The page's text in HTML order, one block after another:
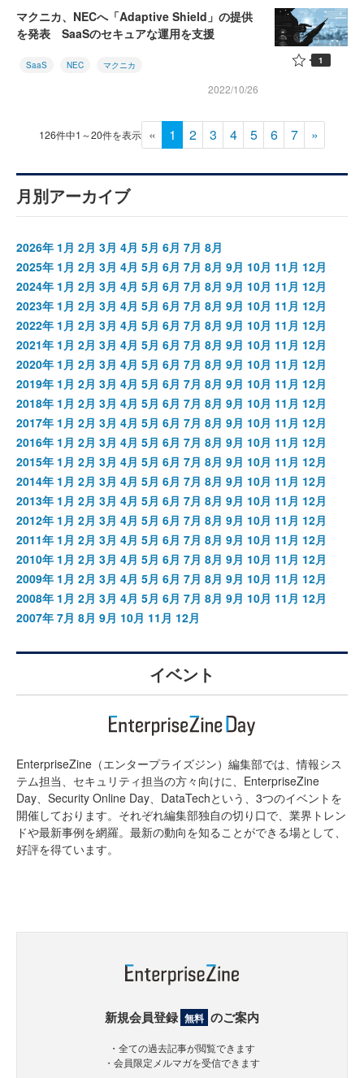
マクニカ、NECへ「Adaptive Shield」の提供
を発表 SaaSのセキュアな運用を支援
SaaS NEC マクニカ
2022/10/26
1
126件中1～20件を表示 « 1 2 3 4 5 6 7 »
月別アーカイブ
2026年 1月 2月 3月 4月 5月 6月 7月 8月
2025年 1月 2月 3月 4月 5月 6月 7月 8月 9月 10月 11月 12月
2024年 1月 2月 3月 4月 5月 6月 7月 8月 9月 10月 11月 12月
2023年 1月 2月 3月 4月 5月 6月 7月 8月 9月 10月 11月 12月
2022年 1月 2月 3月 4月 5月 6月 7月 8月 9月 10月 11月 12月
2021年 1月 2月 3月 4月 5月 6月 7月 8月 9月 10月 11月 12月
2020年 1月 2月 3月 4月 5月 6月 7月 8月 9月 10月 11月 12月
2019年 1月 2月 3月 4月 5月 6月 7月 8月 9月 10月 11月 12月
2018年 1月 2月 3月 4月 5月 6月 7月 8月 9月 10月 11月 12月
2017年 1月 2月 3月 4月 5月 6月 7月 8月 9月 10月 11月 12月
2016年 1月 2月 3月 4月 5月 6月 7月 8月 9月 10月 11月 12月
2015年 1月 2月 3月 4月 5月 6月 7月 8月 9月 10月 11月 12月
2014年 1月 2月 3月 4月 5月 6月 7月 8月 9月 10月 11月 12月
2013年 1月 2月 3月 4月 5月 6月 7月 8月 9月 10月 11月 12月
2012年 1月 2月 3月 4月 5月 6月 7月 8月 9月 10月 11月 12月
2011年 1月 2月 3月 4月 5月 6月 7月 8月 9月 10月 11月 12月
2010年 1月 2月 3月 4月 5月 6月 7月 8月 9月 10月 11月 12月
2009年 1月 2月 3月 4月 5月 6月 7月 8月 9月 10月 11月 12月
2008年 1月 2月 3月 4月 5月 6月 7月 8月 9月 10月 11月 12月
2007年 7月 8月 9月 10月 11月 12月
イベント
EnterpriseZine（エンタープライズジン）編集部では、情報シス
テム担当、セキュリティ担当の方々向けに、EnterpriseZine
Day、Security Online Day、DataTechという、3つのイベントを
開催しております。それぞれ編集部独自の切り口で、業界トレン
ドや最新事例を網羅。最新の動向を知ることができる場として、
好評を得ています。
新規会員登録 無料 のご案内
・全ての過去記事が閲覧できます
・会員限定メルマガを受信できます